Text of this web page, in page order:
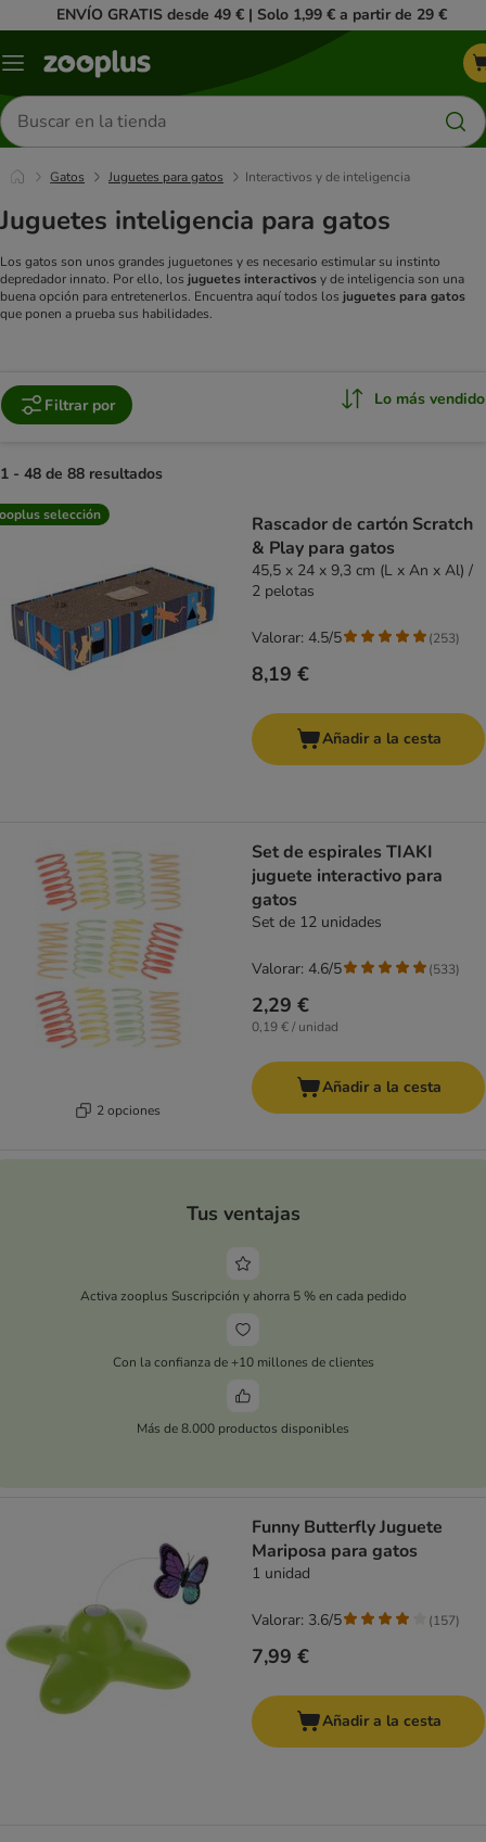
ENVÍO GRATIS desde 49 € | Solo 1,99 € a partir de 29 €
Menú
Buscar
productos
Gatos Juguetes para gatos Interactivos y de inteligencia
Juguetes inteligencia para gatos
Los gatos son unos grandes juguetones y es necesario estimular su instinto
depredador innato. Por ello, los juguetes interactivosy de inteligencia son una
buena opción para entretenerlos. Encuentra aquí todos los juguetes para gatos
que ponen a prueba sus habilidades.
Filtrar por Lo más vendido
1 - 48 de 88 resultados
product items have been changed
selección
Rascador de cartón Scratch
& Play para gatos
45,5 x 24 x 9,3 cm (L x An x Al) /
2 pelotas
8,19 €
Valorar: 4.5/5 (253)
Añadir a la cesta
2 opciones
Set de espirales TIAKI
juguete interactivo para
gatos
Set de 12 unidades
2,29 €
0,19 € / unidad
Valorar: 4.6/5 (533)
Añadir a la cesta
Tus ventajas
Activa zooplus Suscripción y ahorra 5 % en cada pedido
Con la confianza de +10 millones de clientes
Más de 8.000 productos disponibles
Funny Butterfly Juguete
Mariposa para gatos
1 unidad
7,99 €
Valorar: 3.6/5 (157)
Añadir a la cesta